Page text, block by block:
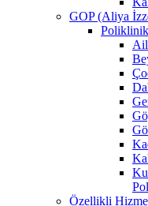
GOP (Aliya
Özellikli